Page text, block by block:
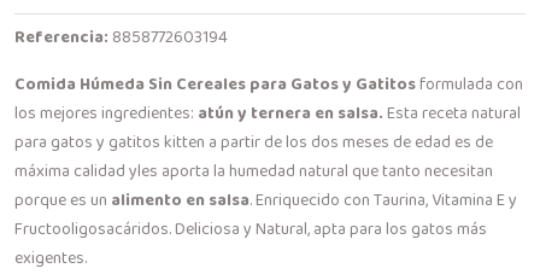
Referencia: 8858772603194
Comida Húmeda Sin Cereales para Gatos y Gatitosformulada con
los mejores ingredientes: atún y ternera en salsa.Esta receta natural
para gatos y gatitos kitten a partir de los dos meses de edad es de
máxima calidad yles aporta la humedad natural que tanto necesitan
porque es un alimento en salsa. Enriquecido con Taurina, Vitamina E y
Fructooligosacáridos. Deliciosa y Natural, apta para los gatos más
exigentes.